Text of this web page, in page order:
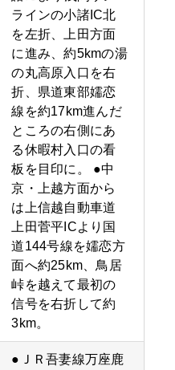
ラインの小諸IC北
を左折、上田方面
に進み、約5kmの湯
の丸高原入口を右
折、県道東部嬬恋
線を約17km進んだ
ところの右側にあ
る休暇村入口の看
板を目印に。 ●中
京・上越方面から
は上信越自動車道
上田菅平ICより国
道144号線を嬬恋方
面へ約25km、鳥居
峠を越えて最初の
信号を右折して約
3km。
●ＪＲ吾妻線万座鹿